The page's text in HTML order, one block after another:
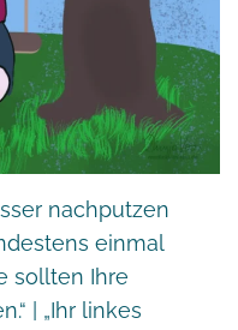
nachputzen
einmal
sollten Ihre
| „Ihr linkes